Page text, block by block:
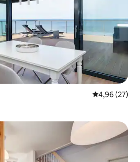
Průměrné
4,96 (27)